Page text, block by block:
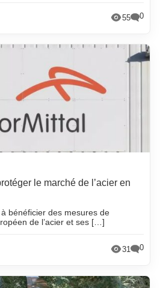
55 0
le marché de l’acier en
bénéficier des mesures de
de l’acier et ses […]
31 0